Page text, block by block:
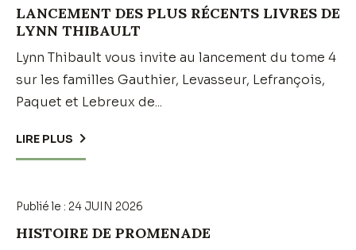
LANCEMENT DES PLUS RÉCENTS LIVRES DE
LYNN THIBAULT
Lynn Thibault vous invite au lancement du tome 4
sur les familles Gauthier, Levasseur, Lefrançois,
Paquet et Lebreux de...
LIRE PLUS
Publié le : 24 JUIN 2026
HISTOIRE DE PROMENADE